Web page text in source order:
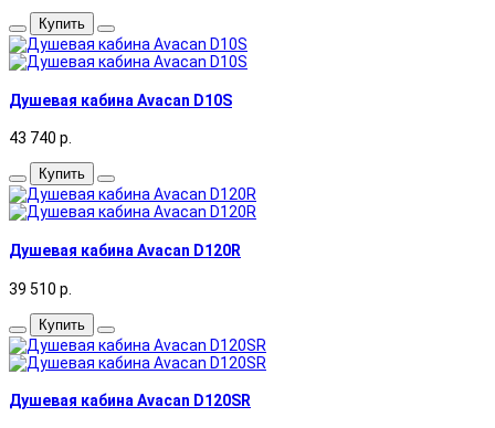
Купить
Душевая кабина Avacan D10S
43 740 р.
Купить
Душевая кабина Avacan D120R
39 510 р.
Купить
Душевая кабина Avacan D120SR